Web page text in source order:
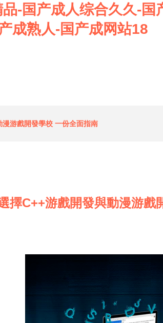
-国产成人综合久久-
成熟人-国产成网站18
游戲開發學校 一份全面指南
擇C++游戲開發與動漫游戲